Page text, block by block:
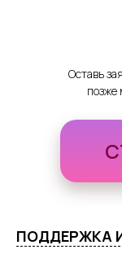
Оставь
позже
ПОДДЕРЖКА